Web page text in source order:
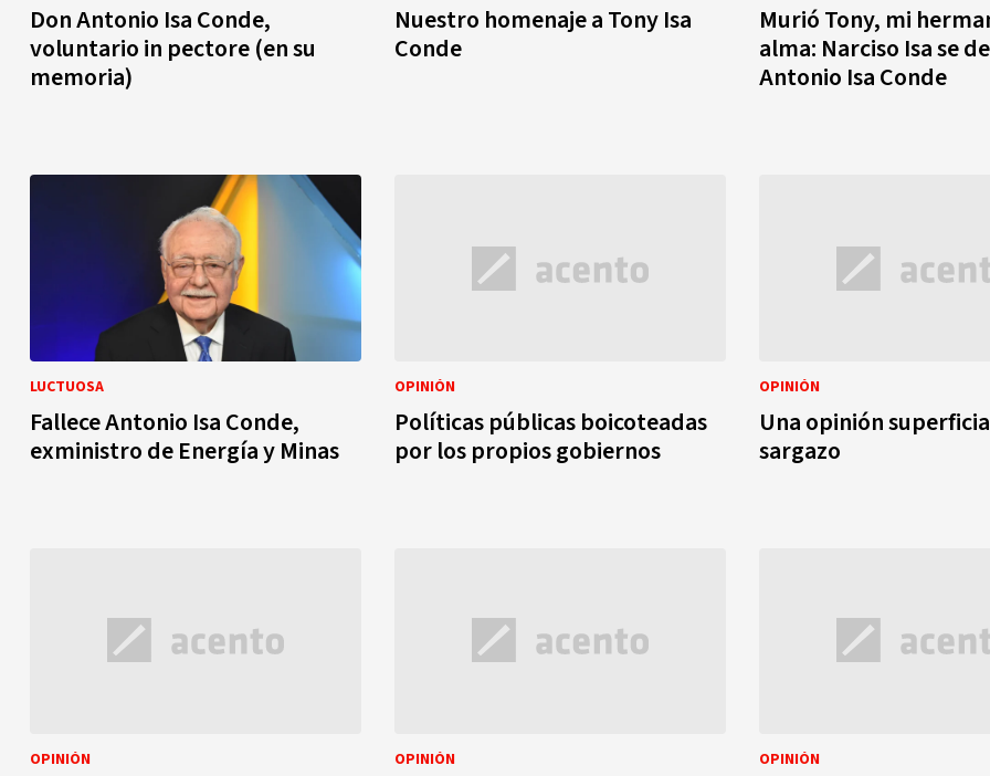
Don Antonio Isa Conde,
voluntario in pectore (en su
memoria)
Nuestro homenaje a Tony Isa
Conde
Murió Tony, mi
alma: Narciso Isa se
Antonio Isa Conde
LUCTUOSA
Fallece Antonio Isa Conde,
exministro de Energía y Minas
OPINIÓN
Políticas públicas boicoteadas
por los propios gobiernos
OPINIÓN
Una opinión
sargazo
OPINIÓN OPINIÓN OPINIÓN